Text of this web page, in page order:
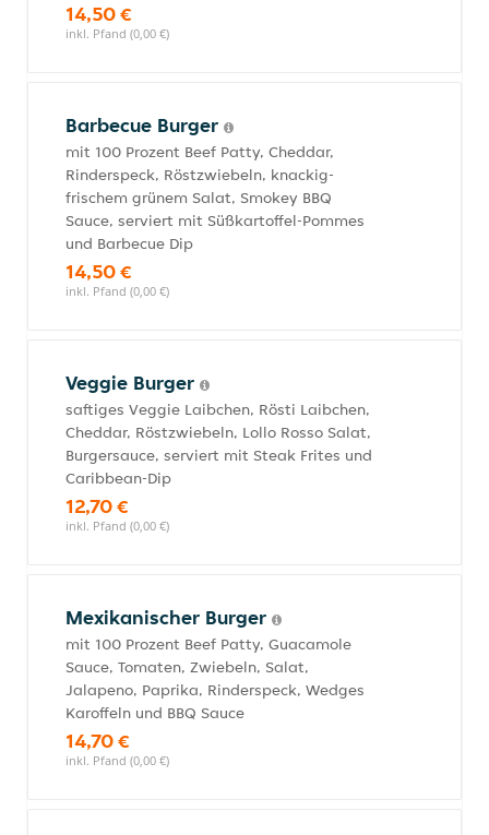
14,50 €
inkl. Pfand (0,00 €)
Barbecue Burger
mit 100 Prozent Beef Patty, Cheddar,
Rinderspeck, Röstzwiebeln, knackig-
frischem grünem Salat, Smokey BBQ
Sauce, serviert mit Süßkartoffel-Pommes
und Barbecue Dip
14,50 €
inkl. Pfand (0,00 €)
Veggie Burger
saftiges Veggie Laibchen, Rösti Laibchen,
Cheddar, Röstzwiebeln, Lollo Rosso Salat,
Burgersauce, serviert mit Steak Frites und
Caribbean-Dip
12,70 €
inkl. Pfand (0,00 €)
Mexikanischer Burger
mit 100 Prozent Beef Patty, Guacamole
Sauce, Tomaten, Zwiebeln, Salat,
Jalapeno, Paprika, Rinderspeck, Wedges
Karoffeln und BBQ Sauce
14,70 €
inkl. Pfand (0,00 €)